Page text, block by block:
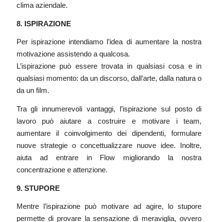
clima aziendale.
8. ISPIRAZIONE
Per ispirazione intendiamo l’idea di aumentare la nostra
motivazione assistendo a qualcosa.
L’ispirazione può essere trovata in qualsiasi cosa e in
qualsiasi momento: da un discorso, dall’arte, dalla natura o
da un film.
Tra gli innumerevoli vantaggi, l’ispirazione sul posto di
lavoro può aiutare a costruire e motivare i team,
aumentare il coinvolgimento dei dipendenti, formulare
nuove strategie o concettualizzare nuove idee. Inoltre,
aiuta ad entrare in Flow migliorando la nostra
concentrazione e attenzione.
9. STUPORE
Mentre l’ispirazione può motivare ad agire, lo stupore
permette di provare la sensazione di meraviglia, ovvero